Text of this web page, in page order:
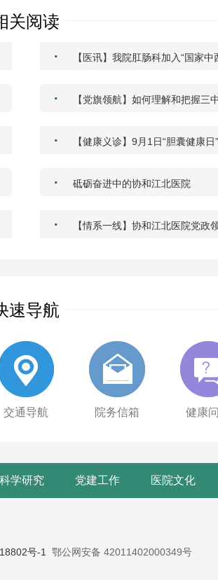
关阅读
· 【医讯】我院肛肠科加入“国家
· 【党旗领航】如何理解和把握三
· 【健康义诊】9月1日“胆囊健康日
· 砥砺奋进中的协和江北医院
· 【情系一线】协和江北医院党政
速导航
交通导航 院务信箱 健康
科学研究 党建工作 医院文化
号-1 鄂公网安备 42011402000349号